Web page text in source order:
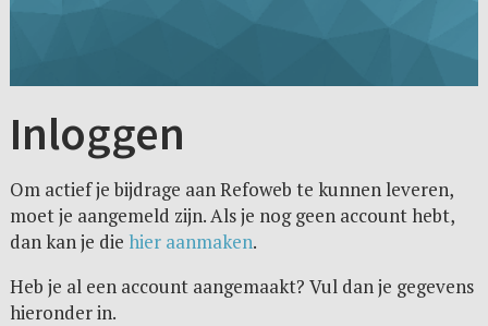
Inloggen
Om actief je bijdrage aan Refoweb te kunnen leveren,
moet je aangemeld zijn. Als je nog geen account hebt,
dan kan je die hier aanmaken.
Heb je al een account aangemaakt? Vul dan je gegevens
hieronder in.